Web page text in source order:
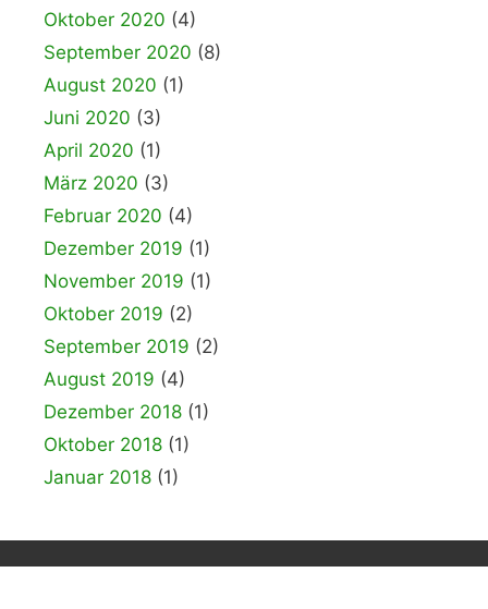
Oktober 2020 (4)
September 2020 (8)
August 2020 (1)
Juni 2020 (3)
April 2020 (1)
März 2020 (3)
Februar 2020 (4)
Dezember 2019 (1)
November 2019 (1)
Oktober 2019 (2)
September 2019 (2)
August 2019 (4)
Dezember 2018 (1)
Oktober 2018 (1)
Januar 2018 (1)